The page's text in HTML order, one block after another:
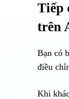
Tiếp
trên
Bạn có
điều
Khi